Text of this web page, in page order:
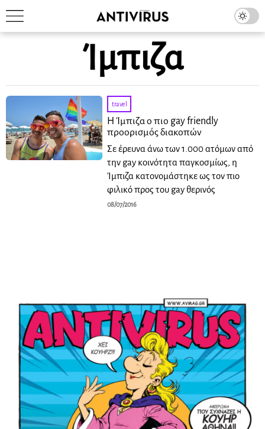
Ίμπιζα
travel
Η Ίμπιζα ο πιο gay friendly
προορισμός διακοπών
Σε έρευνα άνω των 1.000 ατόμων από
την gay κοινότητα παγκοσμίως, η
Ίμπιζα κατονομάστηκε ως τον πιο
φιλικό προς του gay θερινός
08/07/2016